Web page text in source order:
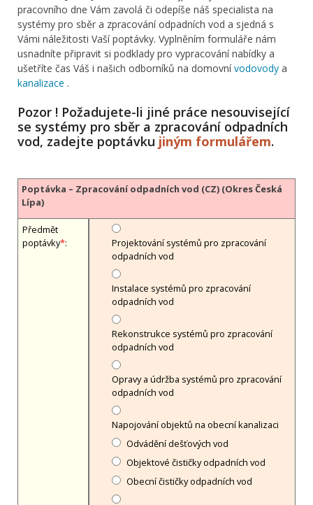
pracovního dne Vám zavolá či odepíše náš specialista na
systémy pro sběr a zpracování odpadních vod a sjedná s
Vámi náležitosti Vaší poptávky. Vyplněním formuláře nám
usnadníte připravit si podklady pro vypracování nabídky a
ušetříte čas Váš i našich odborníků na domovnívodovody a
kanalizace .
Pozor ! Požadujete-li jiné práce nesouvisející
se systémy pro sběr a zpracování odpadních
vod, zadejte poptávku jiným formulářem.
Poptávka – Zpracování odpadních vod (CZ) (Okres Česká
Lípa)
Předmět
poptávky*:
Projektování systémů pro zpracování
odpadních vod
Instalace systémů pro zpracování
odpadních vod
Rekonstrukce systémů pro zpracování
odpadních vod
Opravy a údržba systémů pro zpracování
odpadních vod
Napojování objektů na obecní kanalizaci
Odvádění dešťových vod
Objektové čističky odpadních vod
Obecní čističky odpadních vod